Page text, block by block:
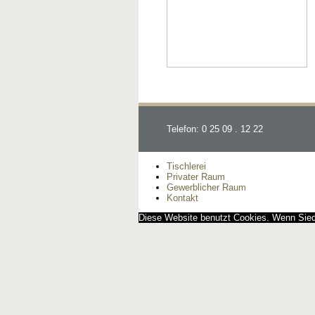
Telefon: 0 25 09 . 12 22
Tischlerei
Privater Raum
Gewerblicher Raum
Kontakt
Diese Website benutzt Cookies. Wenn